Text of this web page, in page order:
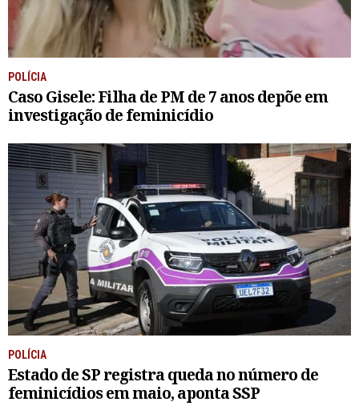
POLÍCIA
Caso Gisele: Filha de PM de 7 anos depõe em
investigação de feminicídio
POLÍCIA
Estado de SP registra queda no número de
feminicídios em maio, aponta SSP